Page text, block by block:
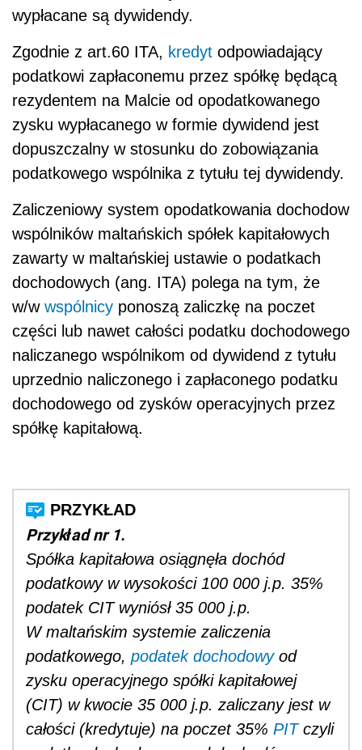
wypłacane są dywidendy.
Zgodnie z art.60 ITA, kredyt odpowiadający
podatkowi zapłaconemu przez spółkę będącą
rezydentem na Malcie od opodatkowanego
zysku wypłacanego w formie dywidend jest
dopuszczalny w stosunku do zobowiązania
podatkowego wspólnika z tytułu tej dywidendy.
Zaliczeniowy system opodatkowania dochodow
wspólników maltańskich spółek kapitałowych
zawarty w maltańskiej ustawie o podatkach
dochodowych (ang. ITA) polega na tym, że
w/w wspólnicy ponoszą zaliczkę na poczet
części lub nawet całości podatku dochodowego
naliczanego wspólnikom od dywidend z tytułu
uprzednio naliczonego i zapłaconego podatku
dochodowego od zysków operacyjnych przez
spółkę kapitałową.
Przykład nr 1.
Spółka kapitałowa osiągnęła dochód
podatkowy w wysokości 100 000 j.p. 35%
podatek CIT wyniósł 35 000 j.p.
W maltańskim systemie zaliczenia
podatkowego, podatek dochodowyod
zysku operacyjnego spółki kapitałowej
(CIT) w kwocie 35 000 j.p. zaliczany jest w
całości (kredytuje) na poczet 35% PITczyli